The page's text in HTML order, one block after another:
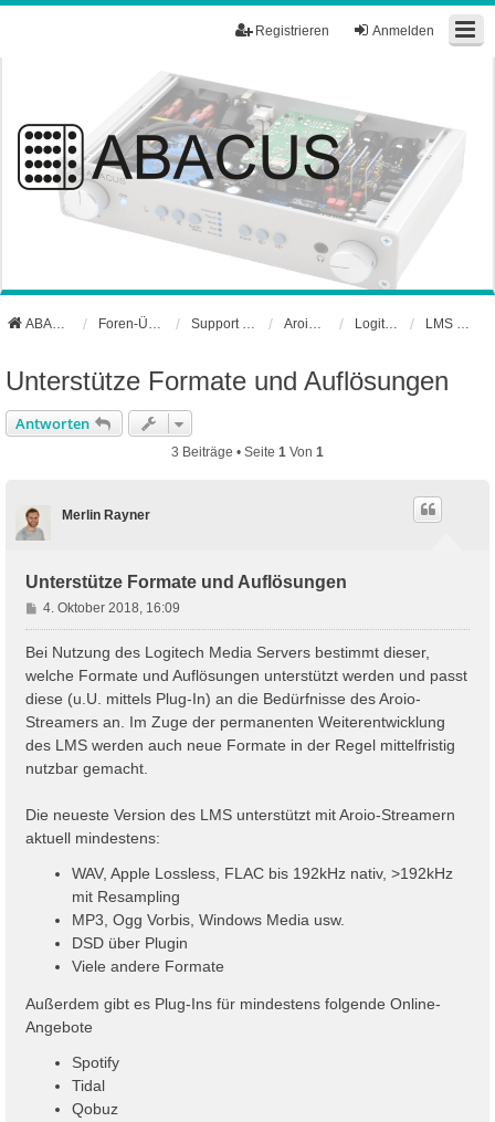
Anmelden
Registrieren
ABACUS Webseite
Unterstütze Formate und Auflösungen
Antworten
3 Beiträge • Seite 1 Von 1
Merlin Rayner
Unterstütze Formate und Auflösungen
B
e
i
a
g
4. Oktober 2018, 16:09
Bei Nutzung des Logitech Media Servers bestimmt dieser,
welche Formate und Auflösungen unterstützt werden und passt
diese (u.U. mittels Plug-In) an die Bedürfnisse des Aroio-
Streamers an. Im Zuge der permanenten Weiterentwicklung
des LMS werden auch neue Formate in der Regel mittelfristig
nutzbar gemacht.
Die neueste Version des LMS unterstützt mit Aroio-Streamern
aktuell mindestens:
WAV, Apple Lossless, FLAC bis 192kHz nativ, >192kHz
mit Resampling
MP3, Ogg Vorbis, Windows Media usw.
DSD über Plugin
Viele andere Formate
Außerdem gibt es Plug-Ins für mindestens folgende Online-
Angebote
Spotify
Tidal
Qobuz